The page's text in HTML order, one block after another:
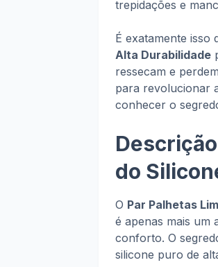
trepidações e
É exatamente isso
Alta Durabilidade
ressecam e
para revolucionar
conhecer o
do
O Par Palhetas
é apenas mais um
conforto. O
silicone puro de